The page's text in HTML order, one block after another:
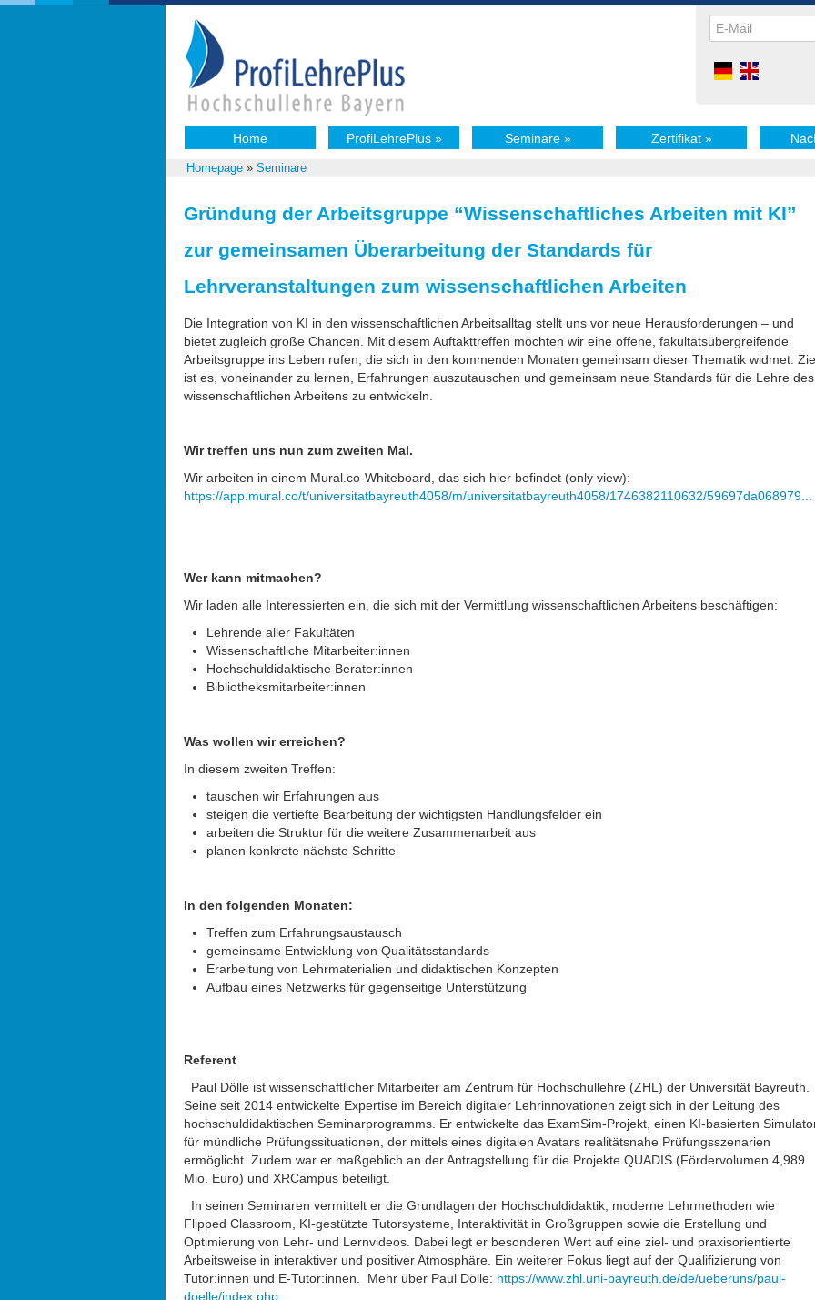
Home ProfiLehrePlus» Seminare» Zertifikat»
Homepage » Seminare
Gründung der Arbeitsgruppe “Wissenschaftliches Arbeiten mit KI”
zur gemeinsamen Überarbeitung der Standards für
Lehrveranstaltungen zum wissenschaftlichen Arbeiten
Die Integration von KI in den wissenschaftlichen Arbeitsalltag stellt uns vor neue Herausforderungen – und
bietet zugleich große Chancen. Mit diesem Auftakttreffen möchten wir eine offene, fakultätsübergreifende
Arbeitsgruppe ins Leben rufen, die sich in den kommenden Monaten gemeinsam dieser Thematik widmet.
ist es, voneinander zu lernen, Erfahrungen auszutauschen und gemeinsam neue Standards für die Lehre des
wissenschaftlichen Arbeitens zu entwickeln.
Wir treffen uns nun zum zweiten Mal.
Wir arbeiten in einem Mural.co-Whiteboard, das sich hier befindet (only view):
https://app.mural.co/t/universitatbayreuth4058/m/universitatbayreuth4058/1746382110632/59697da068979...
Wer kann mitmachen?
Wir laden alle Interessierten ein, die sich mit der Vermittlung wissenschaftlichen Arbeitens beschäftigen:
Lehrende aller Fakultäten
Wissenschaftliche Mitarbeiter:innen
Hochschuldidaktische Berater:innen
Bibliotheksmitarbeiter:innen
Was wollen wir erreichen?
In diesem zweiten Treffen:
tauschen wir Erfahrungen aus
steigen die vertiefte Bearbeitung der wichtigsten Handlungsfelder ein
arbeiten die Struktur für die weitere Zusammenarbeit aus
planen konkrete nächste Schritte
In den folgenden Monaten:
Treffen zum Erfahrungsaustausch
gemeinsame Entwicklung von Qualitätsstandards
Erarbeitung von Lehrmaterialien und didaktischen Konzepten
Aufbau eines Netzwerks für gegenseitige Unterstützung
Referent
Paul Dölle ist wissenschaftlicher Mitarbeiter am Zentrum für Hochschullehre (ZHL) der Universität Bayreuth.
Seine seit 2014 entwickelte Expertise im Bereich digitaler Lehrinnovationen zeigt sich in der Leitung des
hochschuldidaktischen Seminarprogramms. Er entwickelte das ExamSim-Projekt, einen KI-basierten
für mündliche Prüfungssituationen, der mittels eines digitalen Avatars realitätsnahe Prüfungsszenarien
ermöglicht. Zudem war er maßgeblich an der Antragstellung für die Projekte QUADIS (Fördervolumen 4,989
Mio. Euro) und XRCampus beteiligt.
In seinen Seminaren vermittelt er die Grundlagen der Hochschuldidaktik, moderne Lehrmethoden wie
Flipped Classroom, KI-gestützte Tutorsysteme, Interaktivität in Großgruppen sowie die Erstellung und
Optimierung von Lehr- und Lernvideos. Dabei legt er besonderen Wert auf eine ziel- und praxisorientierte
Arbeitsweise in interaktiver und positiver Atmosphäre. Ein weiterer Fokus liegt auf der Qualifizierung von
Tutor:innen und E-Tutor:innen. Mehr über Paul Dölle: https://www.zhl.uni-bayreuth.de/de/ueberuns/paul-
doelle/index.php